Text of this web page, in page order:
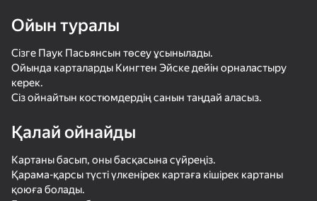
Solitaire Classic Klondike
84
74
53
70
Ойын туралы
Сізге Паук Пасьянсын төсеу ұсынылады.
Ойында карталарды Кингтен Эйске дейін орналастыру
керек.
Сіз ойнайтын костюмдердің санын таңдай аласыз.
Қалай ойнайды
Картаны басып, оны басқасына сүйреңіз.
Қарама-қарсы түсті үлкенірек картаға кішірек картаны
қоюға болады.